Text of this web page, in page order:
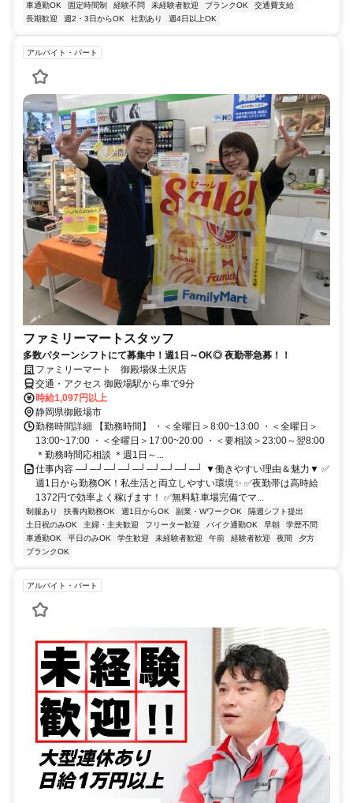
車通勤OK
固定時間制 経験不問 未経験者歓迎 ブランクOK
交通費支給
長期歓迎
週2・3日からOK 社割あり 週4日以上OK
アルバイト・パート
ファミリーマートスタッフ
多数パターンシフトにて募集中！週1日～OK◎ 夜勤帯急募！！
ファミリーマート 御殿場保土沢店
交通・アクセス 御殿場駅から車で9分
時給1,097円以上
静岡県御殿場市
勤務時間詳細 【勤務時間】 ・＜全曜日＞8:00~13:00 ・＜全曜日＞
13:00~17:00 ・＜全曜日＞17:00~20:00 ・＜要相談＞23:00～翌8:00
＊勤務時間応相談 ＊週1日～...
仕事内容 ─┘─┘─┘─┘─┘─┘─┘─┘─┘ ▼働きやすい理由＆魅力▼ ✅
週1日から勤務OK！私生活と両立しやすい環境✨ ✅夜勤帯は高時給
1372円で効率よく稼げます！ ✅無料駐車場完備でマ...
制服あり 扶養内勤務OK 週1日からOK 副業・WワークOK
隔週シフト提出
土日祝のみOK
主婦・主夫歓迎 フリーター歓迎 バイク通勤OK 早朝
学歴不問
車通勤OK
平日のみOK 学生歓迎 未経験者歓迎 午前 経験者歓迎 夜間
夕方
ブランクOK
アルバイト・パート